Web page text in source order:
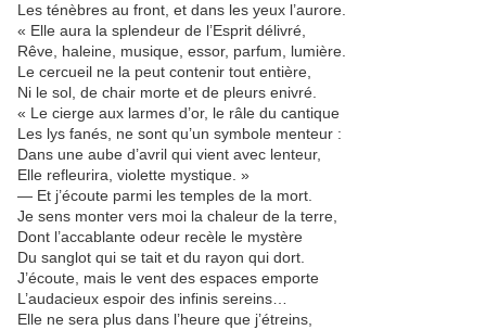
Les ténèbres au front, et dans les yeux l’aurore.
« Elle aura la splendeur de l’Esprit délivré,
Rêve, haleine, musique, essor, parfum, lumière.
Le cercueil ne la peut contenir tout entière,
Ni le sol, de chair morte et de pleurs enivré.
« Le cierge aux larmes d’or, le râle du cantique
Les lys fanés, ne sont qu’un symbole menteur :
Dans une aube d’avril qui vient avec lenteur,
Elle refleurira, violette mystique. »
— Et j’écoute parmi les temples de la mort.
Je sens monter vers moi la chaleur de la terre,
Dont l’accablante odeur recèle le mystère
Du sanglot qui se tait et du rayon qui dort.
J’écoute, mais le vent des espaces emporte
L’audacieux espoir des infinis sereins…
Elle ne sera plus dans l’heure que j’étreins,